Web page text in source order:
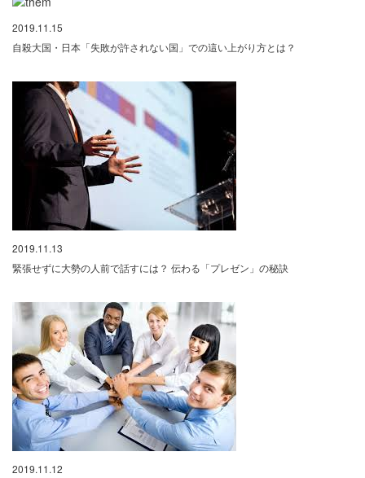
2019.11.15
自殺大国・日本「失敗が許されない国」での這い上がり方とは？
2019.11.13
緊張せずに大勢の人前で話すには？ 伝わる「プレゼン」の秘訣
2019.11.12